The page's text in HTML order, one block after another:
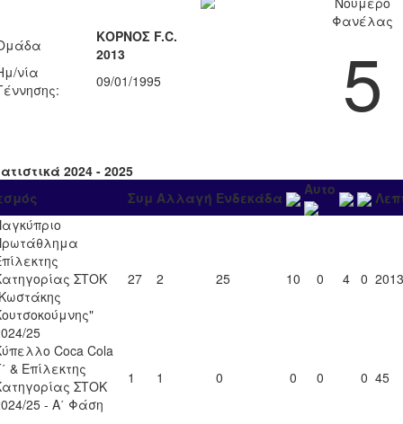
ΚΟΡΝΟΣ F.C.
2013
νία
09/01/1995
Φανέλας
5
2024 - 2025
Συμ Αλλαγή Ενδεκάδα Αυτο
ΣΤΟΚ
25
27 2 25 10 0 4 0 2013
Coca Cola
& Επίλεκτης
ΣΤΟΚ
25 - Α΄ Φάση
1 1 0 0 0 0 45